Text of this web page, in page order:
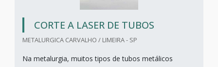
CORTE A LASER DE TUBOS
METALURGICA CARVALHO / LIMEIRA - SP
Na metalurgia, muitos tipos de tubos metálicos